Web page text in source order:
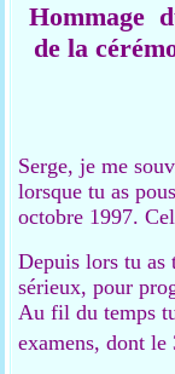
Hommage
de la
Serge, je me
lorsque tu as
octobre 1997.
Depuis lors tu as
sérieux, pour
Au fil du temps
examens, dont le